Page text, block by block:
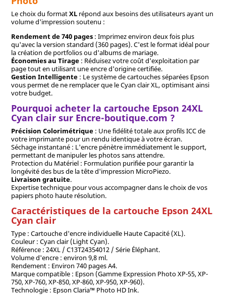
Le choix du formatXLrépond aux besoins des utilisateurs ayant un
volume d'impression soutenu :
Rendement de 740 pages: Imprimez environ deux fois plus
qu'avec la version standard (360 pages). C'est le format idéal pour
la création de portfolios ou d'albums de mariage.
Économies au Tirage: Réduisez votre coût d'exploitation par
page tout en utilisant une encre d'origine certifiée.
Gestion Intelligente: Le système de cartouches séparées Epson
vous permet de ne remplacer que le Cyan clair XL, optimisant ainsi
votre budget.
Pourquoi acheter la cartouche Epson 24XL
Cyan clair sur Encre-boutique.com ?
Précision Colorimétrique: Une fidélité totale aux profils ICC de
votre imprimante pour un rendu identique à votre écran.
Séchage instantané : L'encre pénètre immédiatement le support,
permettant de manipuler les photos sans attendre.
Protection du Matériel : Formulation purifiée pour garantir la
longévité des bus de la tête d'impression MicroPiezo.
Livraison gratuite.
Expertise technique pour vous accompagner dans le choix de vos
papiers photo haute résolution.
Caractéristiques de la cartouche Epson 24XL
Cyan clair
Type : Cartouche d'encre individuelle Haute Capacité (XL).
Couleur : Cyan clair (Light Cyan).
Référence : 24XL / C13T24354012 / Série Éléphant.
Volume d'encre : environ 9,8 ml.
Rendement : Environ 740 pages A4.
Marque compatible : Epson (Gamme Expression Photo XP-55, XP-
750, XP-760, XP-850, XP-860, XP-950, XP-960).
Technologie : Epson Claria™ Photo HD Ink.